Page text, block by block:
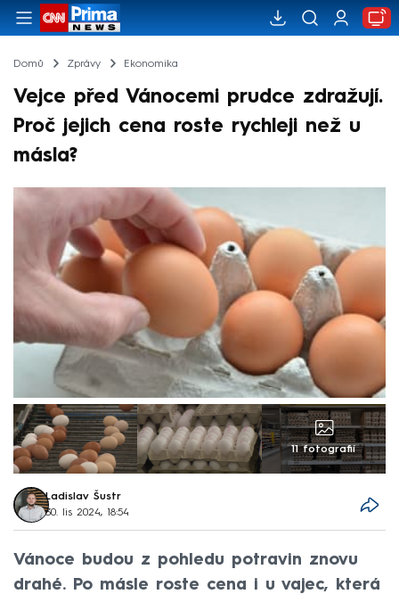
Domů Zprávy Ekonomika
Vejce před Vánocemi prudce zdražují.
Proč jejich cena roste rychleji než u
másla?
11 fotografií
Ladislav Šustr
30. lis 2024, 18:54
Vánoce budou z pohledu potravin znovu
drahé. Po másle roste cena i u vajec, která